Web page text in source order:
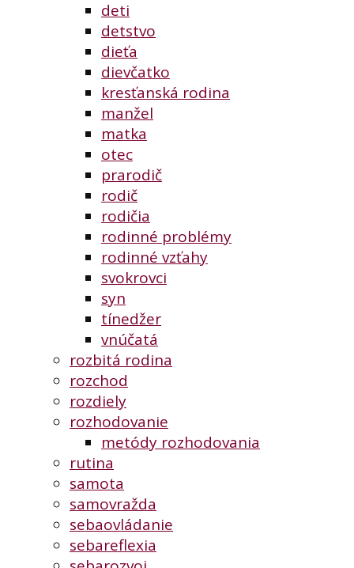
deti
detstvo
dieťa
dievčatko
kresťanská rodina
manžel
matka
otec
prarodič
rodič
rodičia
rodinné problémy
rodinné vzťahy
svokrovci
syn
tínedžer
vnúčatá
rozbitá rodina
rozchod
rozdiely
rozhodovanie
metódy rozhodovania
rutina
samota
samovražda
sebaovládanie
sebareflexia